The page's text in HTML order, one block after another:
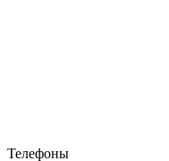
Телефоны